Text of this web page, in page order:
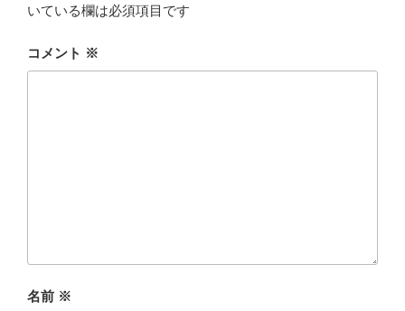
いている欄は必須項目です
コメント ※
名前 ※